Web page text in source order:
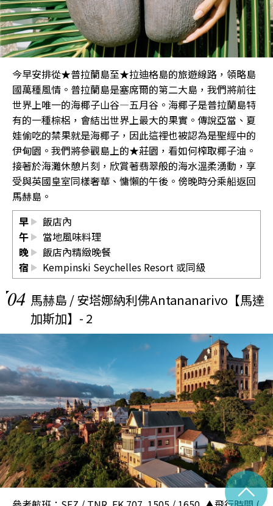
今早安排從★普拉蘭島至★拉迪格島的旅遊線路，領略島
國萬種風情。普拉蘭島是塞席爾的第二大島，我們將前往
世界上唯一的海椰子山谷—五月谷。海椰子是普拉蘭島特
有的一種棕梠，會結出世界上最大的果實。傳說亞當、夏
娃偷吃的禁果就是海椰子，因此這裡也被認為是聖經中的
伊甸園。我們將參觀島上的★莊園，看如何榨取椰子油。
接著於海灘休憩片刻，欣賞著翡翠般的海水溫柔湧動，享
受與英國皇室同樣奢華、慵懶的午後。傍晚時分乘船返回
馬赫島。
早
飯店內
午
當地風味料理
晚
飯店內精緻晚餐
宿
Kempinski Seychelles Resort 或同級
04 馬赫島 / 安塔娜納利佛Antananarivo【馬達
加斯加】- 2